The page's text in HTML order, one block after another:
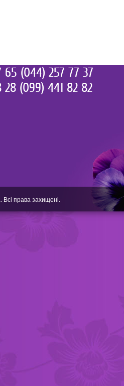
65 (044) 257 77 37
28 (099) 441 82 82
права захищені.